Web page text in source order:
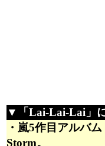
▼「Lai-Lai-Lai」
・嵐5作目アルバ
Storm。